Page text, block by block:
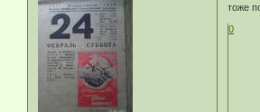
тоже
0